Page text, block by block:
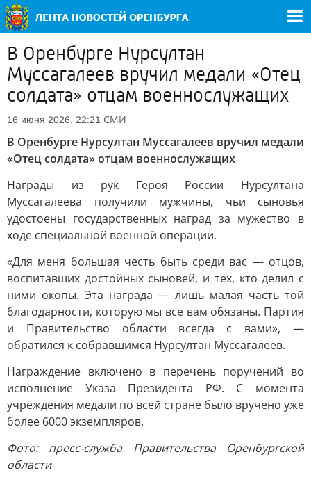
В Оренбурге Нурсултан
Муссагалеев вручил медали «Отец
солдата» отцам военнослужащих
16 июня 2026, 22:21 СМИ
В Оренбурге Нурсултан Муссагалеев вручил медали
«Отец солдата» отцам военнослужащих
Награды из рук Героя России Нурсултана
Муссагалеева получили мужчины, чьи сыновья
удостоены государственных наград за мужество в
ходе специальной военной операции.
«Для меня большая честь быть среди вас — отцов,
воспитавших достойных сыновей, и тех, кто делил с
ними окопы. Эта награда — лишь малая часть той
благодарности, которую мы все вам обязаны. Партия
и Правительство области всегда с вами», —
обратился к собравшимся Нурсултан Муссагалеев.
Награждение включено в перечень поручений во
исполнение Указа Президента РФ. С момента
учреждения медали по всей стране было вручено уже
более 6000 экземпляров.
Фото: пресс-служба Правительства Оренбургской
области